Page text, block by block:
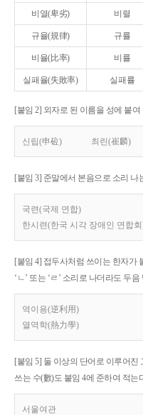
비열(卑劣) 비렬
규율(規律) 규률
비율(比率) 비률
실패율(失敗率) 실패률
[붙임 2] 외자로 된 이름을 성에 붙
신립(申砬) 최린(崔麟)
[붙임 3] 준말에서 본음으로 소리 나
국련(국제 연합)
한시련(한국 시각 장애인 연합
[붙임 4] 접두사처럼 쓰이는 한자가
‘ㄴ’ 또는 ‘ㄹ’ 소리로 나더라도 두
역이용(逆利用)
열역학(熱力學)
[붙임 5] 둘 이상의 단어로 이루어
쓰는 수(數)도 붙임 4에 준하여 적는
서울여관